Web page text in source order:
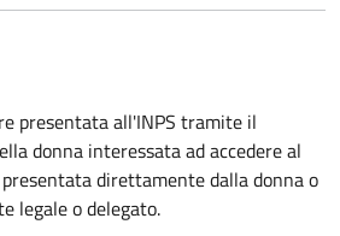
presentata all'INPS tramite il
donna interessata ad accedere al
direttamente dalla donna o
legale o delegato.